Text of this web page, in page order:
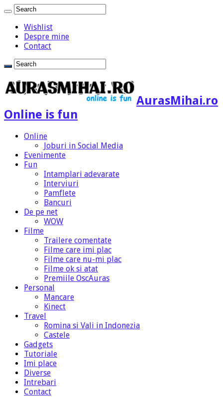
Wishlist
Despre mine
Contact
AurasMihai.ro
Online is fun
Online
Joburi in Social Media
Evenimente
Fun
Intamplari adevarate
Interviuri
Pamflete
Bancuri
De pe net
WOW
Filme
Trailere comentate
Filme care imi plac
Filme care nu-mi plac
Filme ok si atat
Premiile OscAuras
Personal
Mancare
Kinect
Travel
Romina si Vali in Indonezia
Castele
Gadgets
Tutoriale
Imi place
Diverse
Intrebari
Contact